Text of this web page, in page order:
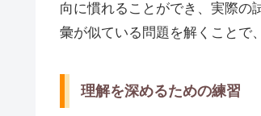
向に慣れることができ、実際の
彙が似ている問題を解くことで
理解を深めるための練習